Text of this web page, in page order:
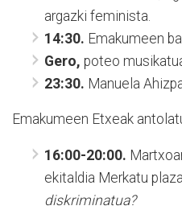
argazki feminista.
14:30. Emakumeen
Gero, poteo
23:30. Manuela
Emakumeen Etxeak
16:00-20:00.
ekitaldia Merkatu
diskriminatua?